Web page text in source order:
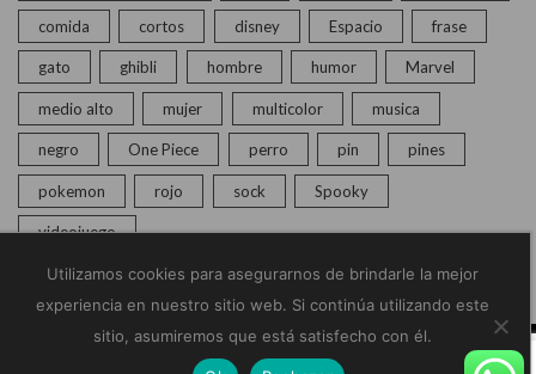
comida cortos disney Espacio frase
gato ghibli hombre humor Marvel
medio alto mujer multicolor musica
negro One Piece perro pin pines
pokemon rojo sock Spooky
videojuego
© Copyright 2020 – 2025 | Monkey Socks | Todos los
Utilizamos cookies para asegurarnos de brindarle la mejor
experiencia en nuestro sitio web. Si continúa utilizando este
sitio, asumiremos que está satisfecho con él.